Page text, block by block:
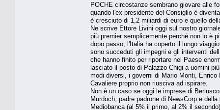
POCHE circostanze sembrano giovare alle
quando l'ex presidente del Consiglio è
è cresciuto di 1,2 miliardi di euro e quello
Ne scrive Ettore Livini oggi sul nostro
più premier semplicemente perché non lo è
dopo passo, l'Italia ha coperto il lungo
sono succeduti gli impegni e gli interventi
che hanno finito per riportare nel Paese
lasciato il posto di Palazzo Chigi a uomini
modi diversi, i governi di Mario Monti,
Cavaliere proprio non riusciva ad ispirare.
Non è un caso se oggi le imprese di
Murdoch, padre padrone di NewsCorp e
Mediobanca (al 5% il primo, al 2% il